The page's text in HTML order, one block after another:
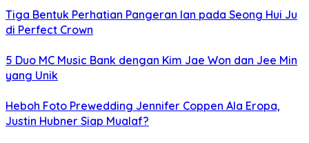
Tiga Bentuk Perhatian Pangeran Ian pada Seong Hui Ju
di Perfect Crown
5 Duo MC Music Bank dengan Kim Jae Won dan Jee Min
yang Unik
Heboh Foto Prewedding Jennifer Coppen Ala Eropa,
Justin Hubner Siap Mualaf?